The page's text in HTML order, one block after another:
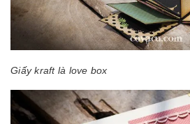
Giấy kraft là love box